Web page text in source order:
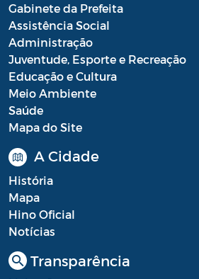
Gabinete da Prefeita
Assistência Social
Administração
Juventude, Esporte e Recreação
Educação e Cultura
Meio Ambiente
Saúde
Mapa do Site
A Cidade
História
Mapa
Hino Oficial
Notícias
Transparência